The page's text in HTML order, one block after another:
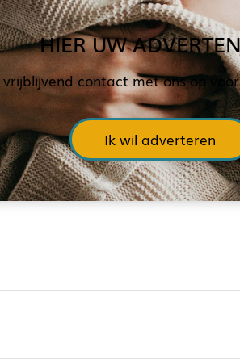
HIER UW
vrijblijvend contact met ons op
Ik wil adverteren